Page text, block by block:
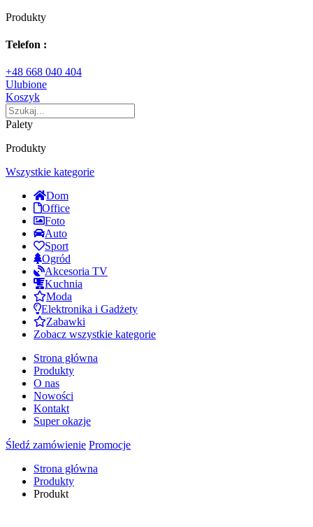
Produkty
Telefon :
+48 668 040 404
Ulubione
Koszyk
Palety
Produkty
Wszystkie kategorie
Dom
Office
Foto
Auto
Sport
Ogród
Akcesoria TV
Kuchnia
Moda
Elektronika i Gadżety
Zabawki
Zobacz wszystkie kategorie
Strona główna
Produkty
O nas
Nowości
Kontakt
Super okazje
Śledź zamówienie Promocje
Strona główna
Produkty
Produkt